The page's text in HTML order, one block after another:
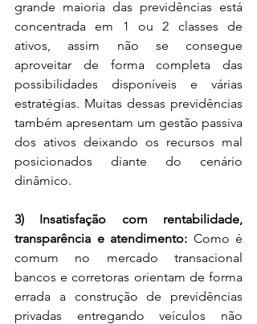
grande maioria das previdências está
concentrada em 1 ou 2 classes de
ativos, assim não se consegue
aproveitar de forma completa das
possibilidades disponíveis e várias
estratégias. Muitas dessas previdências
também apresentam um gestão passiva
dos ativos deixando os recursos mal
posicionados diante do cenário
dinâmico.
3) Insatisfação com rentabilidade,
transparência e atendimento: Como é
comum no mercado transacional
bancos e corretoras orientam de forma
errada a construção de previdências
privadas entregando veículos não